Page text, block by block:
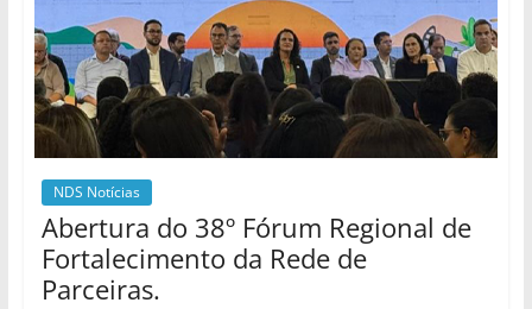
NDS Notícias
Abertura do 38º Fórum Regional de
Fortalecimento da Rede de
Parceiras.